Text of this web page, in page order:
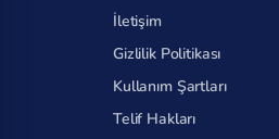
İletişim
Gizlilik Politikası
Kullanım Şartları
Telif Hakları